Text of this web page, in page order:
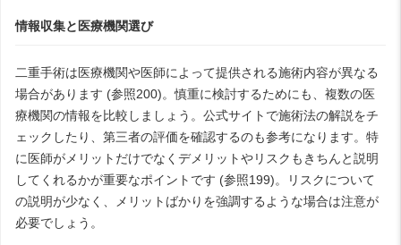
情報収集と医療機関選び
二重手術は医療機関や医師によって提供される施術内容が異なる
場合があります (参照200)。慎重に検討するためにも、複数の医
療機関の情報を比較しましょう。公式サイトで施術法の解説をチ
ェックしたり、第三者の評価を確認するのも参考になります。特
に医師がメリットだけでなくデメリットやリスクもきちんと説明
してくれるかが重要なポイントです (参照199)。リスクについて
の説明が少なく、メリットばかりを強調するような場合は注意が
必要でしょう。